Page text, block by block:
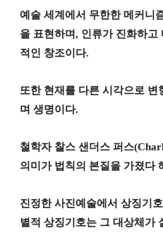
예술 세계에서 무한한 메커니
을 표현하며, 인류가 진화하고
적인 창조이다.
또한 현재를 다른 시각으로
며 생명이다.
철학자 찰스 샌더스 퍼스
의미가 법칙의 본질을 가졌다
진정한 사진예술에서 상징기
별적 상징기호는 그 대상체가